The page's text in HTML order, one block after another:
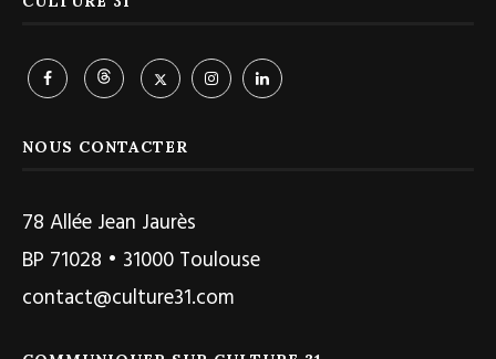
NOUS CONTACTER
78 Allée Jean Jaurès
BP 71028 • 31000 Toulouse
contact@culture31.com